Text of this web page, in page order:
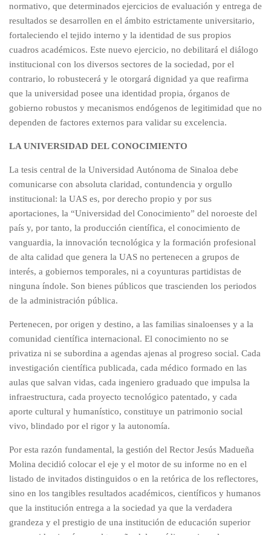
normativo, que determinados ejercicios de evaluación y entrega de
resultados se desarrollen en el ámbito estrictamente universitario,
fortaleciendo el tejido interno y la identidad de sus propios
cuadros académicos. Este nuevo ejercicio, no debilitará el diálogo
institucional con los diversos sectores de la sociedad, por el
contrario, lo robustecerá y le otorgará dignidad ya que reafirma
que la universidad posee una identidad propia, órganos de
gobierno robustos y mecanismos endógenos de legitimidad que no
dependen de factores externos para validar su excelencia.
LA UNIVERSIDAD DEL CONOCIMIENTO
La tesis central de la Universidad Autónoma de Sinaloa debe
comunicarse con absoluta claridad, contundencia y orgullo
institucional: la UAS es, por derecho propio y por sus
aportaciones, la “Universidad del Conocimiento” del noroeste del
país y, por tanto, la producción científica, el conocimiento de
vanguardia, la innovación tecnológica y la formación profesional
de alta calidad que genera la UAS no pertenecen a grupos de
interés, a gobiernos temporales, ni a coyunturas partidistas de
ninguna índole. Son bienes públicos que trascienden los periodos
de la administración pública.
Pertenecen, por origen y destino, a las familias sinaloenses y a la
comunidad científica internacional. El conocimiento no se
privatiza ni se subordina a agendas ajenas al progreso social. Cada
investigación científica publicada, cada médico formado en las
aulas que salvan vidas, cada ingeniero graduado que impulsa la
infraestructura, cada proyecto tecnológico patentado, y cada
aporte cultural y humanístico, constituye un patrimonio social
vivo, blindado por el rigor y la autonomía.
Por esta razón fundamental, la gestión del Rector Jesús Madueña
Molina decidió colocar el eje y el motor de su informe no en el
listado de invitados distinguidos o en la retórica de los reflectores,
sino en los tangibles resultados académicos, científicos y humanos
que la institución entrega a la sociedad ya que la verdadera
grandeza y el prestigio de una institución de educación superior